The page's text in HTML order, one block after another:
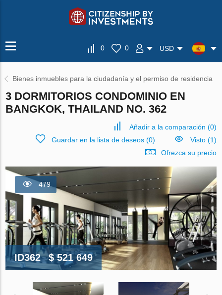
0 0 USD
Bienes inmuebles para la ciudadanía y el permiso de residencia
3 DORMITORIOS CONDOMINIO EN
BANGKOK, THAILAND NO. 362
Añadir a la comparación (0)
Guardar en la lista de deseos(0)
Visto (1)
Ofrezca su precio
479
ID362 $ 521 649